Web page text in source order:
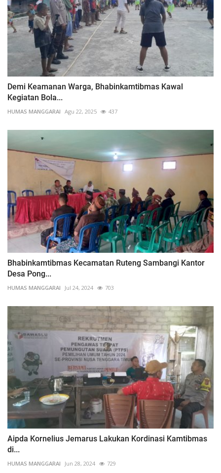
Demi Keamanan Warga, Bhabinkamtibmas Kawal
Kegiatan Bola...
HUMAS MANGGARAI Agu 22, 2025 437
Bhabinkamtibmas Kecamatan Ruteng Sambangi Kantor
Desa Pong...
HUMAS MANGGARAI Jul 24, 2024 703
Aipda Kornelius Jemarus Lakukan Kordinasi Kamtibmas
di...
HUMAS MANGGARAI Jun 28, 2024 729